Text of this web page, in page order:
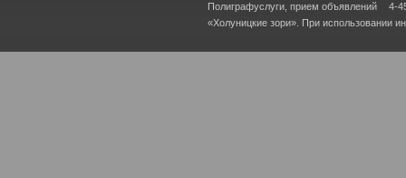
Полиграфуслуги, прием объявлений
4-
«Холуницкие зори». При использовании